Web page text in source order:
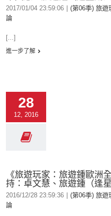
2017/01/04 23:59:06 (第06季) 旅遊
論
[...]
進一步了解
28
12, 2016
《旅遊玩家：旅遊鍾歐洲
持：卓文慧、旅遊鍾（逢
2016/12/28 23:59:36 (第06季) 旅遊
論